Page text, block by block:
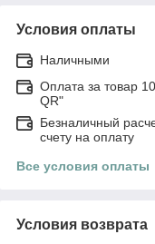
Условия оплаты
Наличными
Оплата за товар
QR"
Безналичный
счету на оплату
Все условия оплаты
Условия возврата